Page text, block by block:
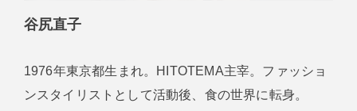
谷尻直子
1976年東京都生まれ。HITOTEMA主宰。ファッショ
ンスタイリストとして活動後、食の世界に転身。